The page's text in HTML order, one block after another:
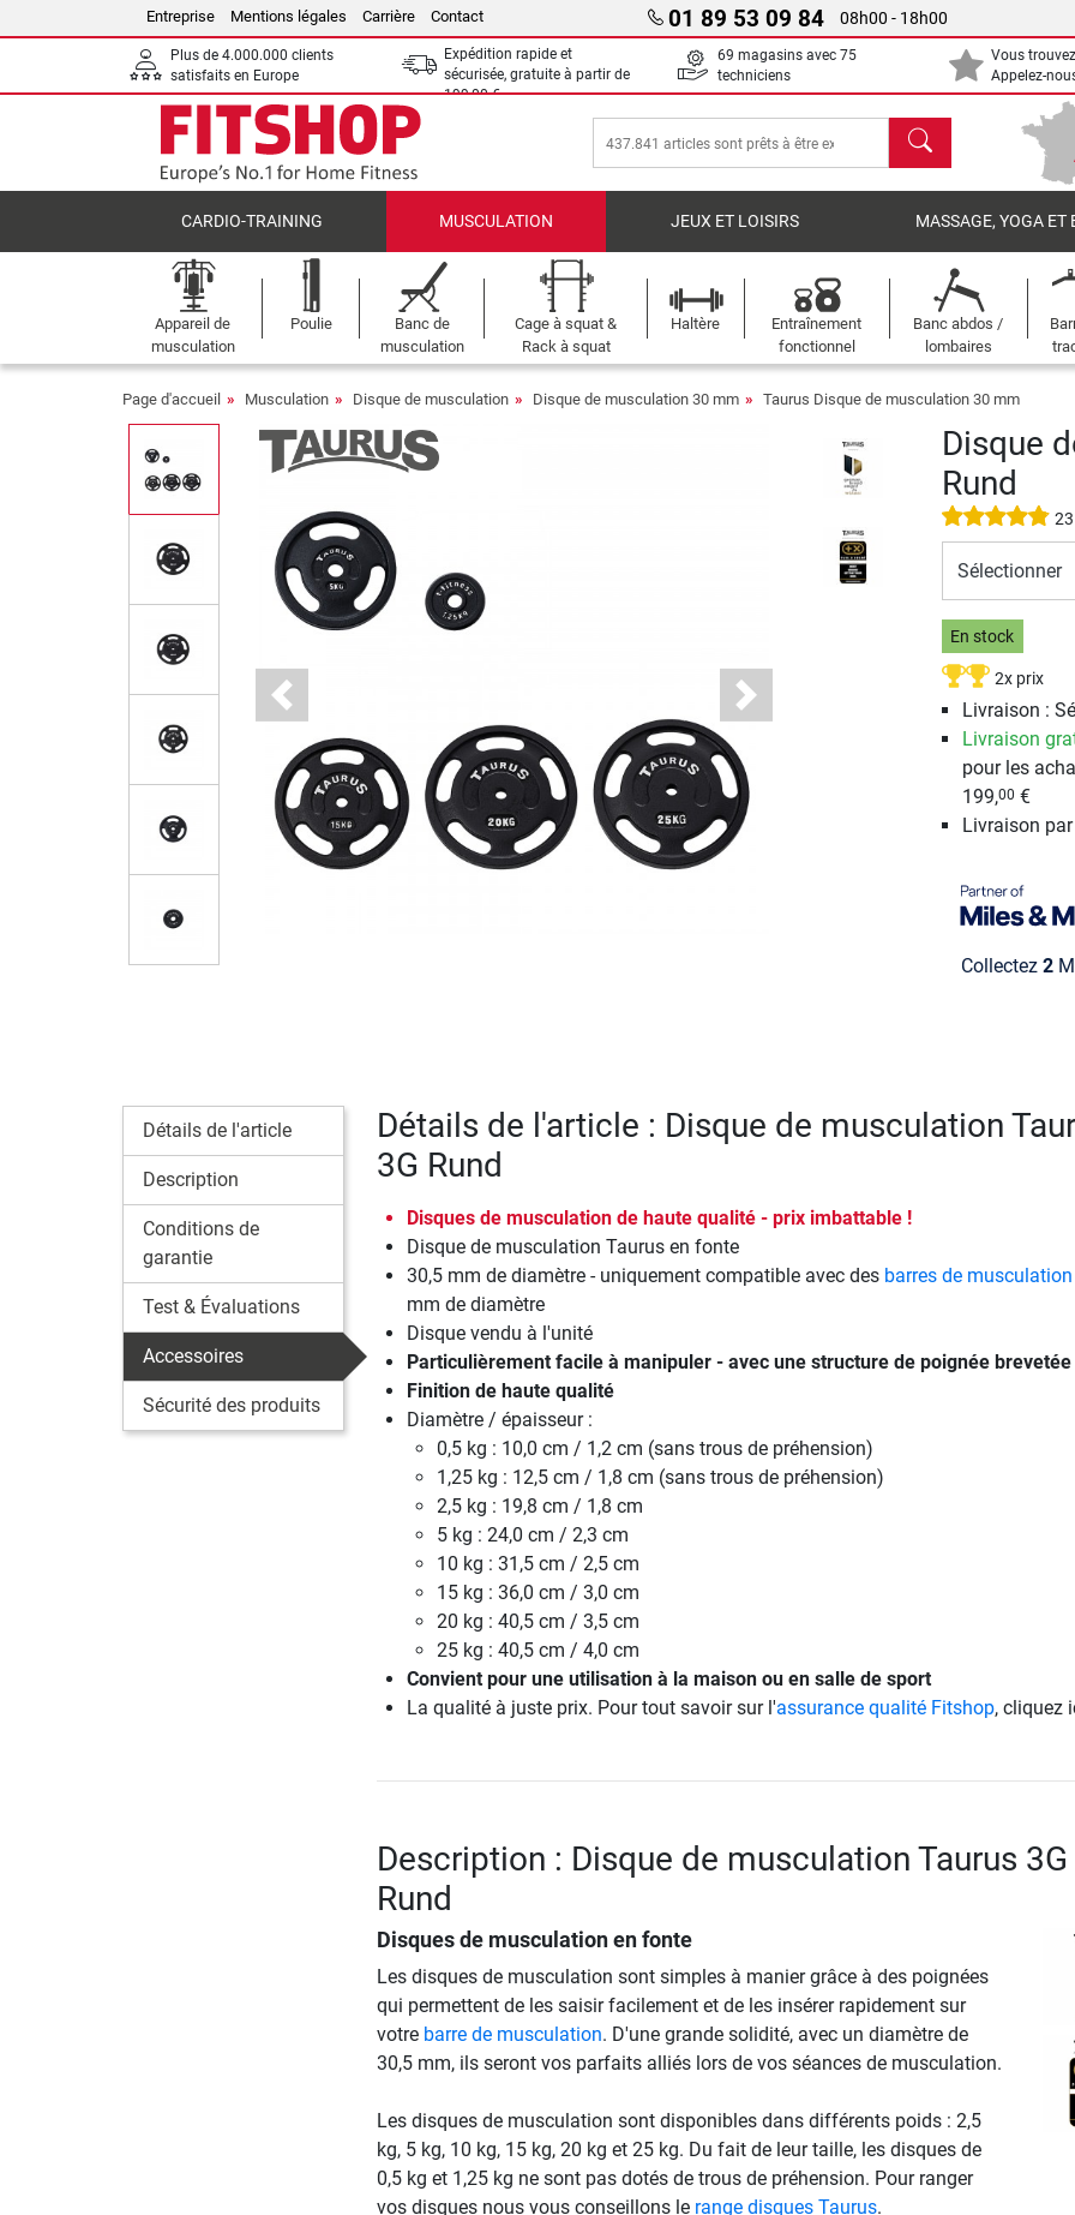
Entreprise Mentions légales Carrière Contact 01 89 53 09 84 08h00 - 18h00
Plus de 4.000.000 clients
satisfaits en Europe
Expédition rapide et
sécurisée, gratuite à partir de
199,00 €
69 magasins avec 75
techniciens
Vous
Appelez-
chercher
CARDIO-TRAINING MUSCULATION JEUX ET LOISIRS MASSAGE, YOGA ET
Appareil de
musculation
Poulie
Banc de
musculation
Cage à squat &
Rack à squat
Haltère
Entraînement
fonctionnel
Banc abdos /
lombaires
Page d'accueil Musculation Disque de musculation Disque de musculation 30 mm Taurus Disque de musculation 30 mm
Previous Next
Disque
Rund
Sélectionner
En stock
2x prix
Livraison :
Livraison
pour les
199,00 €
Livraison par
Collectez 2
Détails de l'article
Description
Conditions de
garantie
Test & Évaluations
Accessoires
Sécurité des produits
Détails de l'article : Disque de musculation
3G Rund
Disques de musculation de haute qualité - prix imbattable !
Disque de musculation Taurus en fonte
30,5 mm de diamètre - uniquement compatible avec des barres de musculation
mm de diamètre
Disque vendu à l'unité
Particulièrement facile à manipuler - avec une structure de poignée brevetée
Finition de haute qualité
Diamètre / épaisseur :
0,5 kg : 10,0 cm / 1,2 cm (sans trous de préhension)
1,25 kg : 12,5 cm / 1,8 cm (sans trous de préhension)
2,5 kg : 19,8 cm / 1,8 cm
5 kg : 24,0 cm / 2,3 cm
10 kg : 31,5 cm / 2,5 cm
15 kg : 36,0 cm / 3,0 cm
20 kg : 40,5 cm / 3,5 cm
25 kg : 40,5 cm / 4,0 cm
Convient pour une utilisation à la maison ou en salle de sport
La qualité à juste prix. Pour tout savoir sur l'assurance qualité Fitshop, cliquez
Description : Disque de musculation Taurus 3G
Rund
Disques de musculation en fonte
Les disques de musculation sont simples à manier grâce à des poignées
qui permettent de les saisir facilement et de les insérer rapidement sur
votre barre de musculation. D'une grande solidité, avec un diamètre de
30,5 mm, ils seront vos parfaits alliés lors de vos séances de musculation.
Les disques de musculation sont disponibles dans différents poids : 2,5
kg, 5 kg, 10 kg, 15 kg, 20 kg et 25 kg. Du fait de leur taille, les disques de
0,5 kg et 1,25 kg ne sont pas dotés de trous de préhension. Pour ranger
vos disques nous vous conseillons le range disques Taurus.